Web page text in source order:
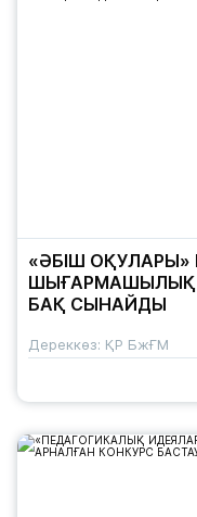
«ӘБІШ
ШЫҒАРМАШЫЛЫҚ
БАҚ СЫНАЙДЫ
Дереккөз: ҚР БжҒМ